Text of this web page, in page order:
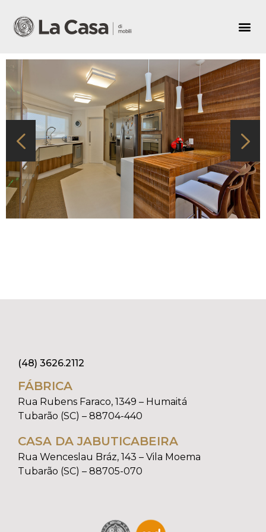
(48) 3626.2112
FÁBRICA
Rua Rubens Faraco, 1349 – Humaitá
Tubarão (SC) – 88704-440
CASA DA JABUTICABEIRA
Rua Wenceslau Bráz, 143 – Vila Moema
Tubarão (SC) – 88705-070